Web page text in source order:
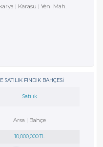
Karasu Yeni Mah.
SATILIK FINDIK BAHÇESİ
Satılık
Arsa Bahçe
10,000,000 TL